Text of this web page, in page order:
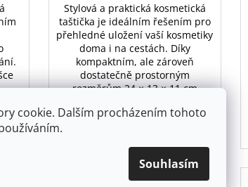
cookie. Dalším procházením tohoto
Souhlasím
Stylová a praktická kosmetická
taštička je ideálním řešením pro
přehledné uložení vaší kosmetiky
doma i na cestách. Díky
kompaktním, ale zároveň
dostatečně prostorným
rozměrům 24 × 13 × 11 cm
make-up, krémy, hygienické
Kód:61751